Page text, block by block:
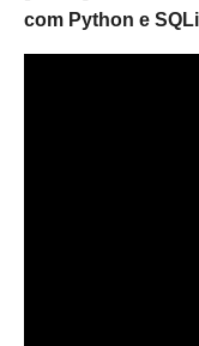
com Python e